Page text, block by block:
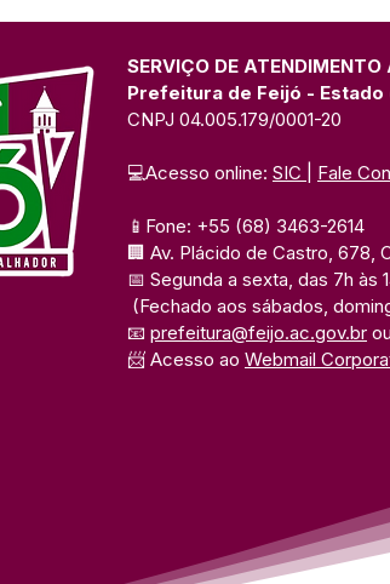
SERVIÇO DE
Prefeitura de Feijó - Estado
CNPJ 04.005.179/0001-20
💻Acesso online: SIC Fale
📱Fone: +55 (68) 3463-2614
🏢 Av. Plácido de Castro, 678,
📅 Segunda a sexta, das 7h às
(Fechado aos sábados,
📧 prefeitura@feijo.ac.gov.br ou
📨 Acesso ao Webmail